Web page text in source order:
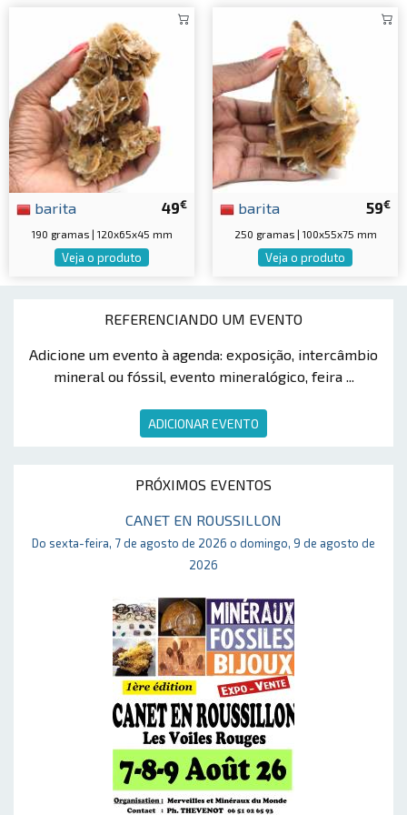
REFERENCIANDO UM EVENTO
Adicione um evento à agenda: exposição, intercâmbio
mineral ou fóssil, evento mineralógico, feira ...
ADICIONAR EVENTO
PRÓXIMOS EVENTOS
CANET EN ROUSSILLON
Do sexta-feira, 7 de agosto de 2026 o domingo, 9 de agosto de
2026
49€
barita
190 gramas | 120x65x45 mm
Veja o produto
59€
barita
250 gramas | 100x55x75 mm
Veja o produto